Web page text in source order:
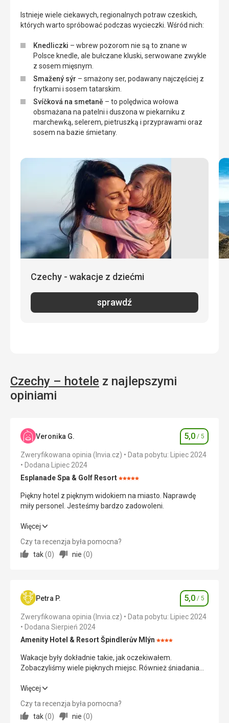
Istnieje wiele ciekawych, regionalnych potraw czeskich,
których warto spróbować podczas wycieczki. Wśród nich:
Knedliczki – wbrew pozorom nie są to znane w
Polsce knedle, ale bułczane kluski, serwowane zwykle
z sosem mięsnym.
Smažený sýr – smażony ser, podawany najczęściej z
frytkami i sosem tatarskim.
Svíčková na smetaně – to polędwica wołowa
obsmażana na patelni i duszona w piekarniku z
marchewką, selerem, pietruszką i przyprawami oraz
sosem na bazie śmietany.
Czechy - wakacje z dziećmi
sprawdź
Czechy – hotele z najlepszymi
opiniami
Veronika G. Ocena
5,0 / 5
Zweryfikowana opinia (Invia.cz)
Data pobytu: Lipiec 2024
Dodana Lipiec 2024
Esplanade Spa & Golf ResortOcena:
Piękny hotel z pięknym widokiem na miasto. Naprawdę
miły personel. Jesteśmy bardzo zadowoleni.
Piękny hotel z pięknym widokiem na miasto. Naprawdę
Wyżywienie
Okolica 5,0/ 5
Usługi 5,0/ 5
Cena
Więcej
Czy ta recenzja była pomocna?
tak(0) nie (0)
Petra P. Ocena
5,0 / 5
Zweryfikowana opinia (Invia.cz)
Data pobytu: Lipiec 2024
Dodana Sierpień 2024
Amenity Hotel & Resort Špindlerův Mlýn Ocena:
4/5
Wakacje były dokładnie takie, jak oczekiwałem.
Zobaczyliśmy wiele pięknych miejsc. Również śniadania
Wakacje były dokładnie takie, jak oczekiwałem.
były doskonałe.
Więcej
Czy ta recenzja była pomocna?
tak(0) nie (0)